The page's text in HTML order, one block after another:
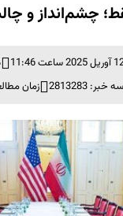
چشم‌انداز و
2813283
زمان مطالعه: